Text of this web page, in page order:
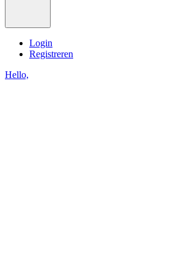
Login
Registreren
Hello,